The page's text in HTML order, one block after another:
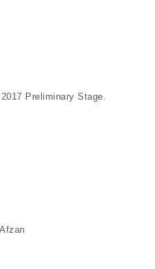
Preliminary Stage.